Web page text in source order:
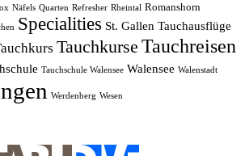
Näfels Quarten Refresher Rheintal Romanshorn
Specialities St. Gallen Tauchausflüge
Tauchkurse Tauchreisen
Tauchschule Walensee Walensee Walenstadt
Werdenberg Wesen